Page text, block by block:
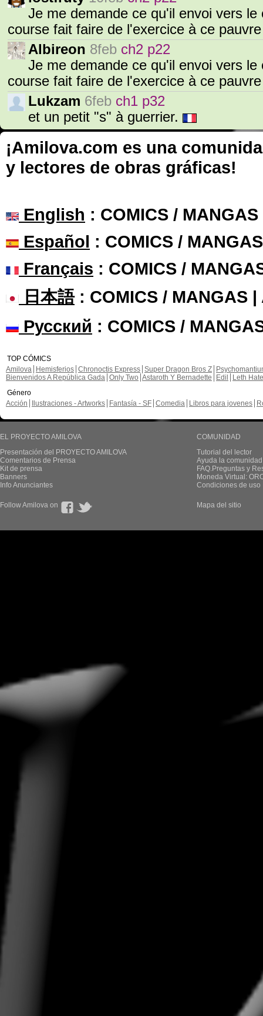
Je me demande ce qu'il envoi vers
course fait faire de l'exercice à ce
Albireon 8feb ch2 p22
Je me demande ce qu'il envoi vers
course fait faire de l'exercice à ce
Lukzam 6feb ch1 p32
et un petit "s" à guerrier.
¡Amilova.com es una
y lectores de obras gráficas!
English : COMICS /
Español : COMICS /
Français : COMICS /
日本語: COMICS / MANGAS |
Русский : COMICS /
TOP CÓMICS
Amilova
Hemisferios Chronoctis Express Super Dragon Bros Z
Bienvenidos A República Gada Only Two Astaroth Y Bernadette Edil
Leth Hate
Género
Acción
Ilustraciones - Artworks Fantasía - SF Comedia Libros para jovenes
EL PROYECTO AMILOVA
Presentación del PROYECTO AMILOVA
Comentarios de Prensa
Kit de prensa
Banners
Info Anunciantes
COMUNIDAD
Tutorial del lector
Ayuda la
FAQ.Preguntas y
Moneda Virtual:
Condiciones de uso
Follow Amilova on Mapa del sitio